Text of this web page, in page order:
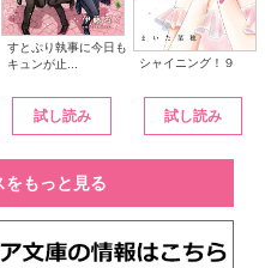
すとぷり執事に今日も
キュンが止...
試し読み
シャイニング！９
試し読み
をもっと見る